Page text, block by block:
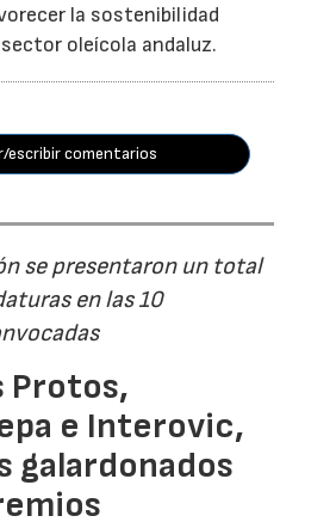
la sostenibilidad
oleícola andaluz.
escribir comentarios
se presentaron un total
en las 10
Protos,
e Interovic,
galardonados